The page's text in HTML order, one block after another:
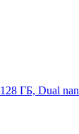
ГБ, Dual